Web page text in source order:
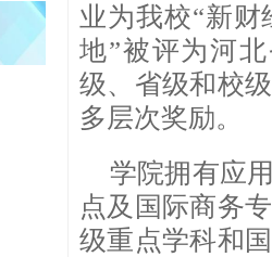
业为我校“新
地”被评为河
级、省级和校
多层次奖励。
学院拥有应
点及国际商务
级重点学科和